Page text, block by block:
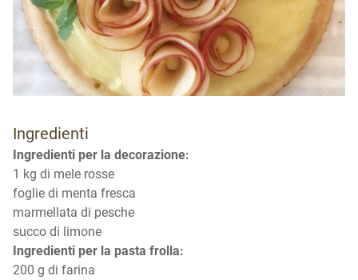
Ingredienti
Ingredienti per la decorazione:
1 kg di mele rosse
foglie di menta fresca
marmellata di pesche
succo di limone
Ingredienti per la pasta frolla:
200 g di farina